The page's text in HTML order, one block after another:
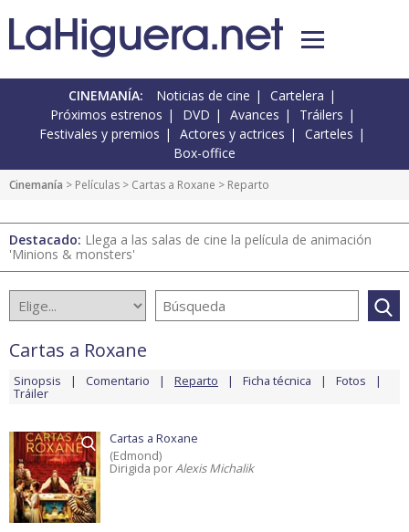
CINEMANÍA: Noticias de cine
Cartelera
Próximos estrenos
DVD Avances
Tráilers
Festivales y premios
Actores y actrices
Carteles
Box-office
Cinemanía > Películas > Cartas a Roxane > Reparto
Destacado: Llega a las salas de cine la película de animación
'Minions & monsters'
Cartas a Roxane
Sinopsis Comentario Reparto Ficha técnica Fotos
Tráiler
Cartas a Roxane
(Edmond)
Dirigida porAlexis Michalik